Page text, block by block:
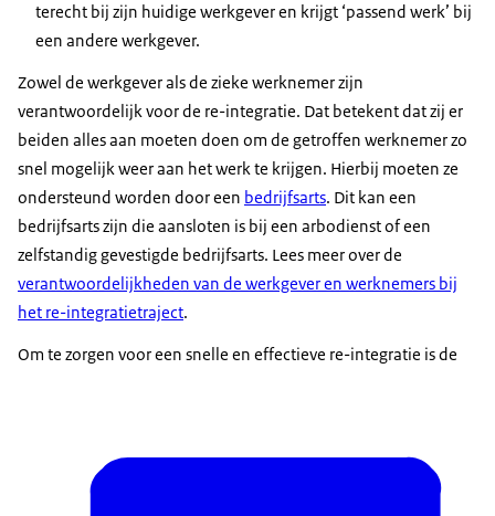
terecht bij zijn huidige werkgever en krijgt ‘passend werk’ bij
een andere werkgever.
Zowel de werkgever als de zieke werknemer zijn
verantwoordelijk voor de re-integratie. Dat betekent dat zij er
beiden alles aan moeten doen om de getroffen werknemer zo
snel mogelijk weer aan het werk te krijgen. Hierbij moeten ze
ondersteund worden door een bedrijfsarts. Dit kan een
bedrijfsarts zijn die aansloten is bij een arbodienst of een
zelfstandig gevestigde bedrijfsarts. Lees meer over de
verantwoordelijkheden van de werkgever en werknemers bij
het re-integratietraject.
Om te zorgen voor een snelle en effectieve re-integratie is de